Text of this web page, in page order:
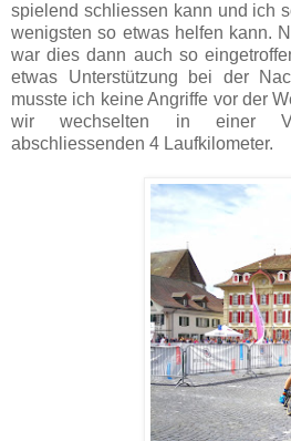
spielend schliessen kann und ich
wenigsten so etwas helfen kann.
war dies dann auch so
etwas Unterstützung bei der
musste ich keine Angriffe vor der
wir wechselten in einer
abschliessenden 4 Laufkilometer.